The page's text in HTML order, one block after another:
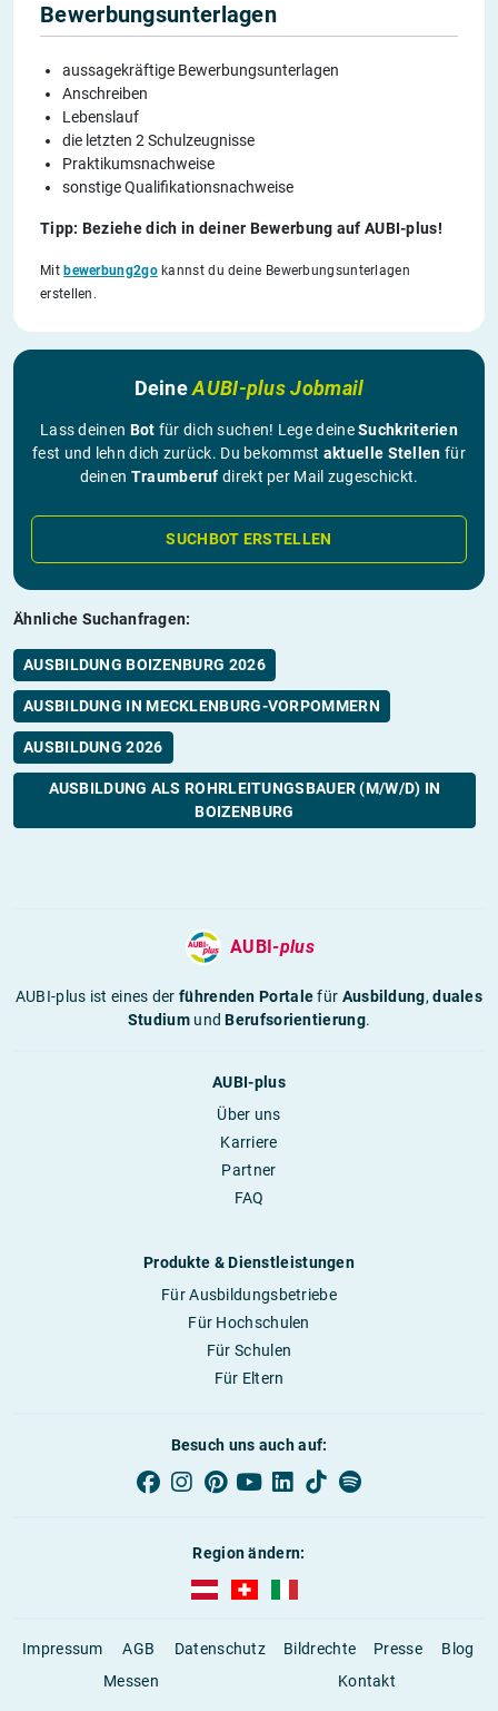
Bewerbungsunterlagen
aussagekräftige Bewerbungsunterlagen
Anschreiben
Lebenslauf
die letzten 2 Schulzeugnisse
Praktikumsnachweise
sonstige Qualifikationsnachweise
Tipp: Beziehe dich in deiner Bewerbung auf AUBI-plus!
Mit bewerbung2gokannst du deine Bewerbungsunterlagen
erstellen.
DeineAUBI-plus Jobmail
Lass deinen Bot für dich suchen! Lege deineSuchkriterien
fest und lehn dich zurück. Du bekommst aktuelle Stellen für
deinen Traumberuf direkt per Mail zugeschickt.
SUCHBOT ERSTELLEN
Ähnliche Suchanfragen:
AUSBILDUNG BOIZENBURG 2026
AUSBILDUNG IN MECKLENBURG-VORPOMMERN
AUSBILDUNG 2026
AUSBILDUNG ALS ROHRLEITUNGSBAUER (M/W/D) IN
BOIZENBURG
AUBI-plus
AUBI-plus ist eines derführenden Portalefür Ausbildung,duales
StudiumundBerufsorientierung.
AUBI-plus
Über uns
Karriere
Partner
FAQ
Produkte & Dienstleistungen
Für Ausbildungsbetriebe
Für Hochschulen
Für Schulen
Für Eltern
Besuch uns auch auf:
Region ändern:
AUBI-plus Österreich (deutsch)
AUBI-plus Schweiz (deutsch)
AUBI-plus Italien (deutsch)
Impressum AGB Datenschutz Bildrechte Presse
Blog
Messen
Kontakt